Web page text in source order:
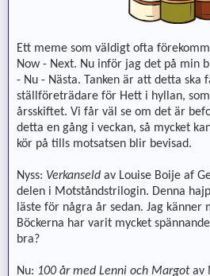
Ett meme som väldigt ofta
Now - Next. Nu inför jag det på min
- Nu - Nästa. Tanken är att detta ska
ställföreträdare för Hett i hyllan,
årsskiftet. Vi får väl se om det är
detta en gång i veckan, så mycket
kör på tills motsatsen blir bevisad.
Nyss: Verkanseld av Louise Boije af
delen i Motståndstrilogin. Denna
läste för några år sedan. Jag känner
Böckerna har varit mycket
bra?
Nu: 100 år med Lenni och Margotav